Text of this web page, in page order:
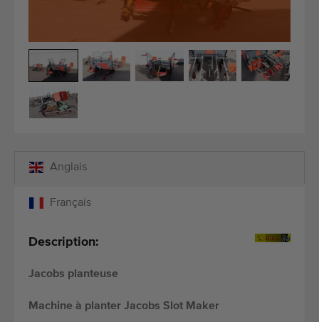
Équipement de qualité
Personnel qualifié
Livraison dans le monde entier
Depuis 1977
Français
Anglais
Description:
Jacobs planteuse
Machine à planter Jacobs Slot Maker